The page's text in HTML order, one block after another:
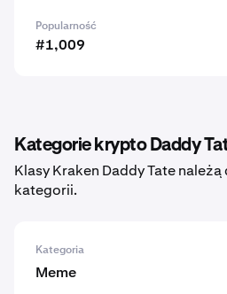
Popularność
#1,009
Kategorie krypto Daddy
Klasy Kraken Daddy Tate
kategorii.
Kategoria
Meme